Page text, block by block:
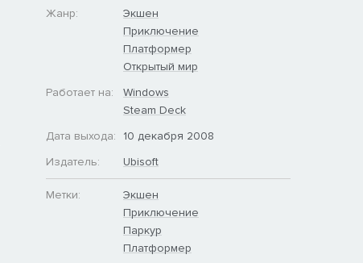
Жанр:
Экшен
Приключение
Платформер
Открытый мир
Работает на:
Windows
Steam Deck
Дата выхода:
10 декабря 2008
Издатель:
Ubisoft
Метки:
Экшен
Приключение
Паркур
Платформер